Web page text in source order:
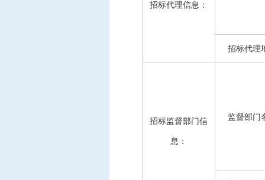
招标代理信息：
招标代理
招标监督部门信
息：
监督部门